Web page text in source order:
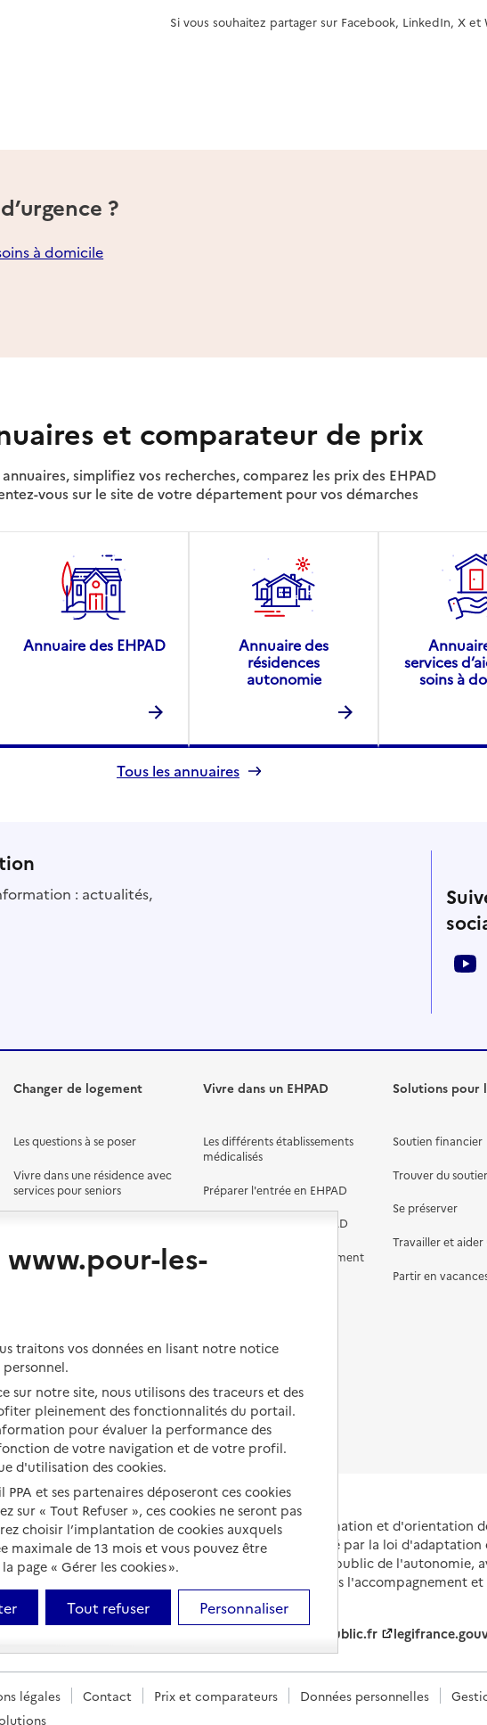
Si vous souhaitez partager sur Facebook, LinkedIn, X et
?
à domicile
et comparateur de prix
simplifiez vos recherches, comparez les prix des EHPAD
vous sur le site de votre département pour vos démarches
Annuaire des EHPAD
Annuaire des
résidences
autonomie
services
soins à
Tous les annuaires
: actualités,
Changer de logement
Les questions à se poser
Vivre dans une résidence avec
services pour seniors
Vivre en accueil familial
Vivre dans un EHPAD
Les différents établissements
médicalisés
Préparer l'entrée en EHPAD
Aides financières en EHPAD
Prévention, accompagnement
Droits en EHPAD
Fin de vie en EHPAD
Solutions pour
Soutien financier
Trouver du
Se préserver
Travailler et
Partir en
Portail national d'information et d'orientation
et de leurs proches, créé par la loi
et animé par le Service public de l'autonomie,
partenaires engagés dans l'accompagnement
leurs aidants.
service-public.fr
légales Contact Prix et comparateurs Données personnelles
les-
traitons vos données en lisant notre notice
sur notre site, nous utilisons des traceurs et des
pleinement des fonctionnalités du portail.
pour évaluer la performance des
de votre navigation et de votre profil.
d'utilisation des cookies.
et ses partenaires déposeront ces cookies
« Tout Refuser », ces cookies ne seront pas
choisir l’implantation de cookies auxquels
maximale de 13 mois et vous pouvez être
page « Gérer les cookies ».
Tout refuser Personnaliser